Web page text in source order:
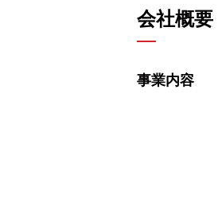
会社概要
事業内容